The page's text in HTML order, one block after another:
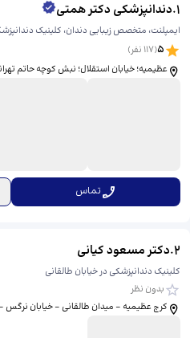
1
.دندانپزشکی دکتر همتی
ایمپلنت، متخصص زیبایی دندان، کلینیک
5
(
117 نفر)
عظیمیه؛ خیابان استقلال؛ نبش کوچه حاتم
تماس
2
.دکتر مسعود کیانی
کلینیک دندانپزشکی در خیابان طالقانی
بدون نظر
کرج عظیمیه - میدان طالقانی - خیابان نرگس - پلاک 72 - ساختمان